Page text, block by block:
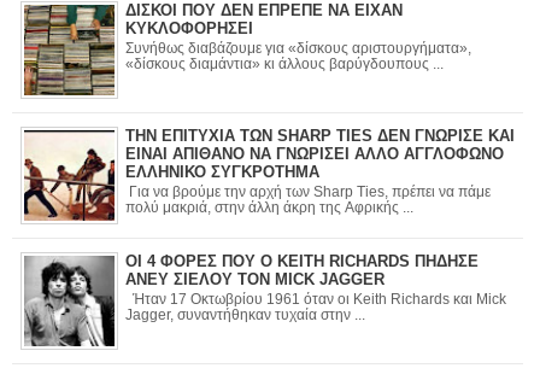
ΔΙΣΚΟΙ ΠΟΥ ΔΕΝ ΕΠΡΕΠΕ ΝΑ ΕΙΧΑΝ
ΚΥΚΛΟΦΟΡΗΣΕΙ
Συνήθως διαβάζουμε για «δίσκους αριστουργήματα»,
«δίσκους διαμάντια» κι άλλους βαρύγδουπους ...
ΤΗΝ ΕΠΙΤΥΧΙΑ ΤΩΝ SHARP TIES ΔΕΝ ΓΝΩΡΙΣΕ ΚΑΙ
ΕΙΝΑΙ ΑΠΙΘΑΝΟ ΝΑ ΓΝΩΡΙΣΕΙ ΑΛΛΟ ΑΓΓΛΟΦΩΝΟ
ΕΛΛΗΝΙΚΟ ΣΥΓΚΡΟΤΗΜΑ
Για να βρούμε την αρχή των Sharp Ties, πρέπει να πάμε
πολύ μακριά, στην άλλη άκρη της Αφρικής ...
ΟΙ 4 ΦΟΡΕΣ ΠΟΥ Ο KEITH RICHARDS ΠΗΔΗΣΕ
ΑΝΕΥ ΣΙΕΛΟΥ ΤΟΝ MICK JAGGER
Ήταν 17 Οκτωβρίου 1961 όταν οι Keith Richards και Mick
Jagger, συναντήθηκαν τυχαία στην ...